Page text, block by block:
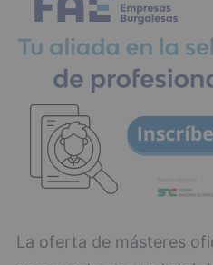
La oferta de másteres